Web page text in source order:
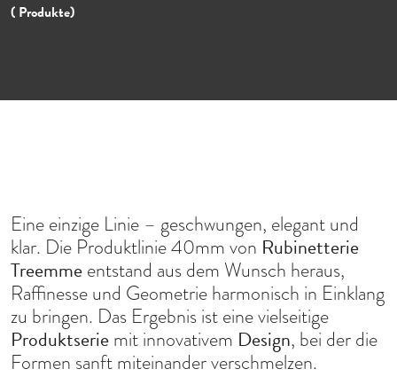
( Produkte)
Eine einzige Linie – geschwungen, elegant und
klar. Die Produktlinie 40mm von Rubinetterie
Treemmeentstand aus dem Wunsch heraus,
Raffinesse und Geometrie harmonisch in Einklang
zu bringen. Das Ergebnis ist eine vielseitige
Produktseriemit innovativem Design, bei der die
Formen sanft miteinander verschmelzen.